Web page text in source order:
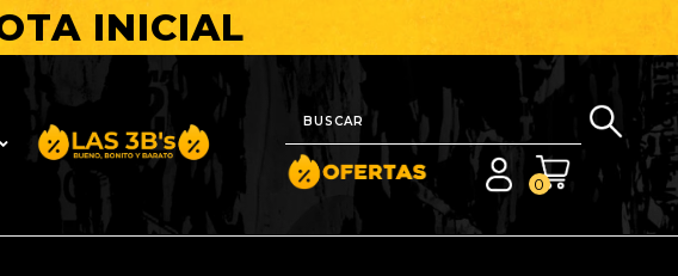
INICIAL
Bueno, Bonito y Barato
0